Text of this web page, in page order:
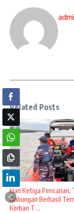
Related Posts
Hari Ketiga Pencarian,
Gabungan Berhasil
Korban T ...